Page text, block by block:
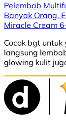
Pelembab
Banyak Orang,
Miracle Cream
Cocok bgt
langsung
glowing kulit